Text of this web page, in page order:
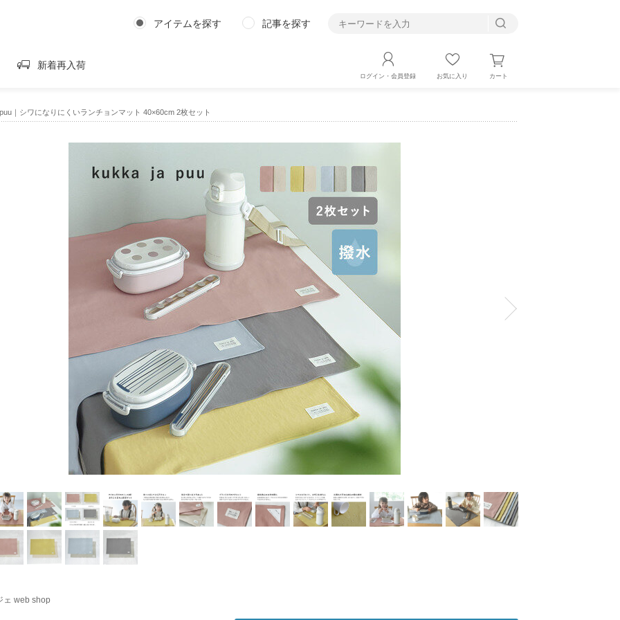
アイテムを探す 記事を探す
新着再入荷
ログイン・会員登録 お気に入り カート
｜シワになりにくいランチョンマット 40×60cm 2枚セット
ェ web shop